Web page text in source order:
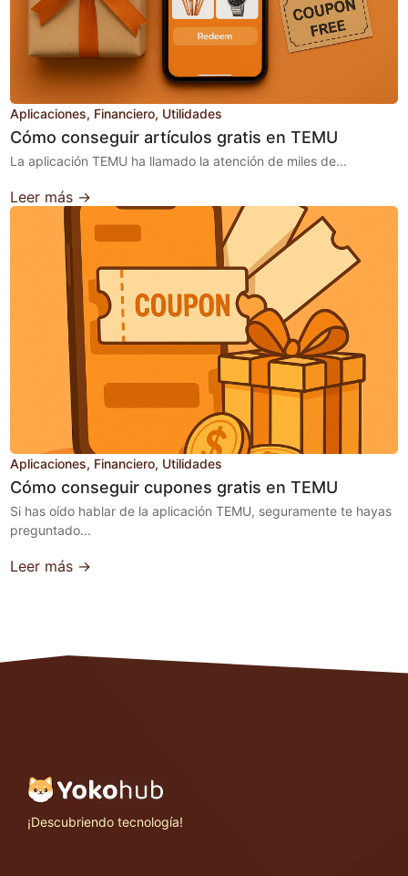
Aplicaciones Financiero Utilidades
Cómo conseguir artículos gratis en TEMU
La aplicación TEMU ha llamado la atención de miles de...
Leer más →
Aplicaciones Financiero Utilidades
Cómo conseguir cupones gratis en TEMU
Si has oído hablar de la aplicación TEMU, seguramente te hayas
preguntado...
Leer más →
¡Descubriendo tecnología!